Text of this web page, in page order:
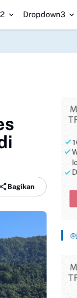
Evakuasi 2 Jenazah
Dropdown3
Bagikan